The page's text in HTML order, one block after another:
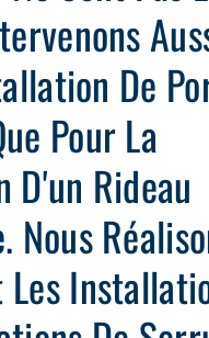
De
Pour La
D'un Rideau
Nous